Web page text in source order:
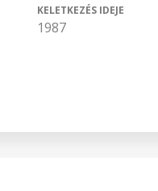
KELETKEZÉS IDEJE
1987